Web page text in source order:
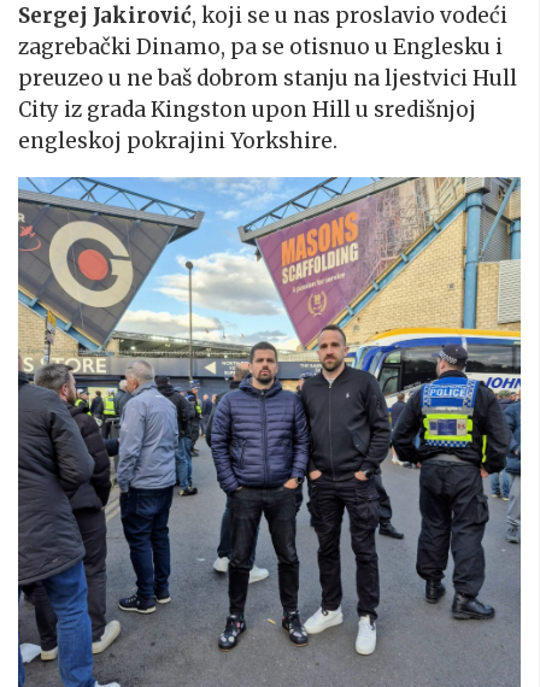
Sergej Jakirović, koji se u nas proslavio vodeći
zagrebački Dinamo, pa se otisnuo u Englesku i
preuzeo u ne baš dobrom stanju na ljestvici Hull
City iz grada Kingston upon Hill u središnjoj
engleskoj pokrajini Yorkshire.